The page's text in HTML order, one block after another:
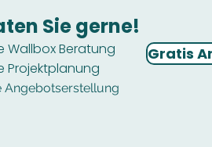
Sie gerne!
Wallbox Beratung
Projektplanung
Angebotserstellung
Gratis